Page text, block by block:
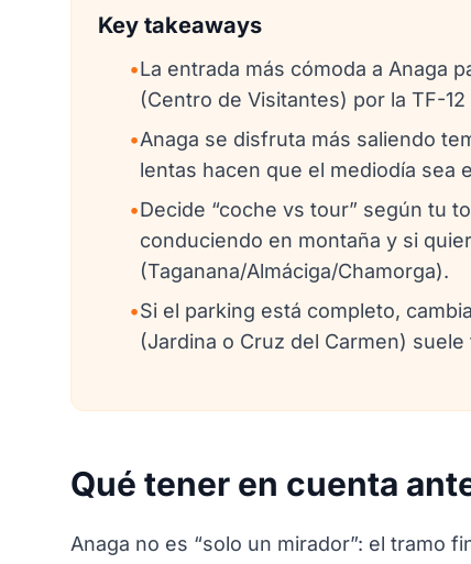
Key takeaways
•La entrada más cómoda a Anaga
(Centro de Visitantes) por la TF-
•Anaga se disfruta más saliendo
lentas hacen que el mediodía sea
•Decide “coche vs tour” según tu
conduciendo en montaña y si
(Taganana/Almáciga/Chamorga).
•Si el parking está completo,
(Jardina o Cruz del Carmen)
Qué tener en cuenta
Anaga no es “solo un mirador”: el tramo